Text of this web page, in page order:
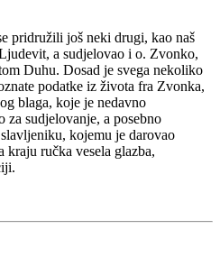
pridružili još neki drugi, kao naš
a sudjelovao i o. Zvonko,
Duhu. Dosad je svega nekoliko
podatke iz života fra Zvonka,
blaga, koje je nedavno
sudjelovanje, a posebno
kojemu je darovao
kraju ručka vesela glazba,